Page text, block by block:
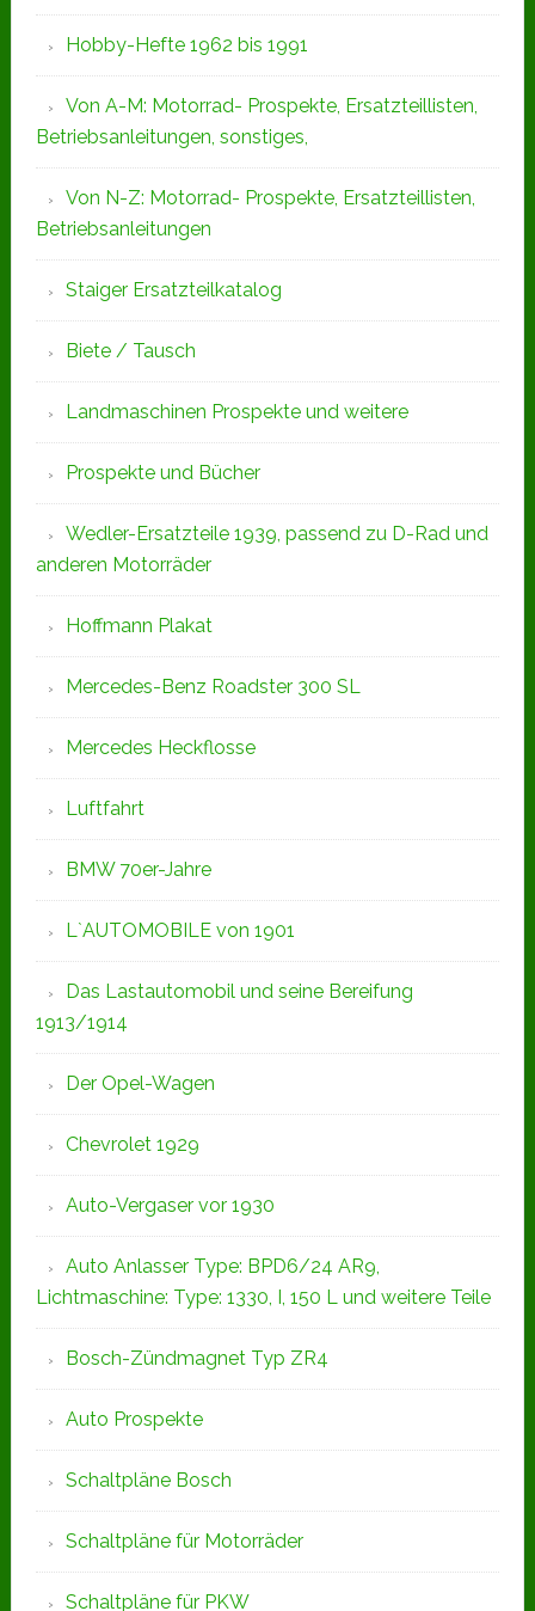
Hobby-Hefte 1962 bis 1991
Von A-M: Motorrad- Prospekte, Ersatzteillisten,
Betriebsanleitungen, sonstiges,
Von N-Z: Motorrad- Prospekte, Ersatzteillisten,
Betriebsanleitungen
Staiger Ersatzteilkatalog
Biete / Tausch
Landmaschinen Prospekte und weitere
Prospekte und Bücher
Wedler-Ersatzteile 1939, passend zu D-Rad und
anderen Motorräder
Hoffmann Plakat
Mercedes-Benz Roadster 300 SL
Mercedes Heckflosse
Luftfahrt
BMW 70er-Jahre
L`AUTOMOBILE von 1901
Das Lastautomobil und seine Bereifung
1913/1914
Der Opel-Wagen
Chevrolet 1929
Auto-Vergaser vor 1930
Auto Anlasser Type: BPD6/24 AR9,
Lichtmaschine: Type: 1330, I, 150 L und weitere Teile
Bosch-Zündmagnet Typ ZR4
Auto Prospekte
Schaltpläne Bosch
Schaltpläne für Motorräder
Schaltpläne für PKW